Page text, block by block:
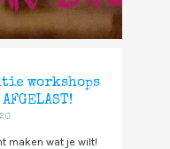
workshops
maken wat je wilt!